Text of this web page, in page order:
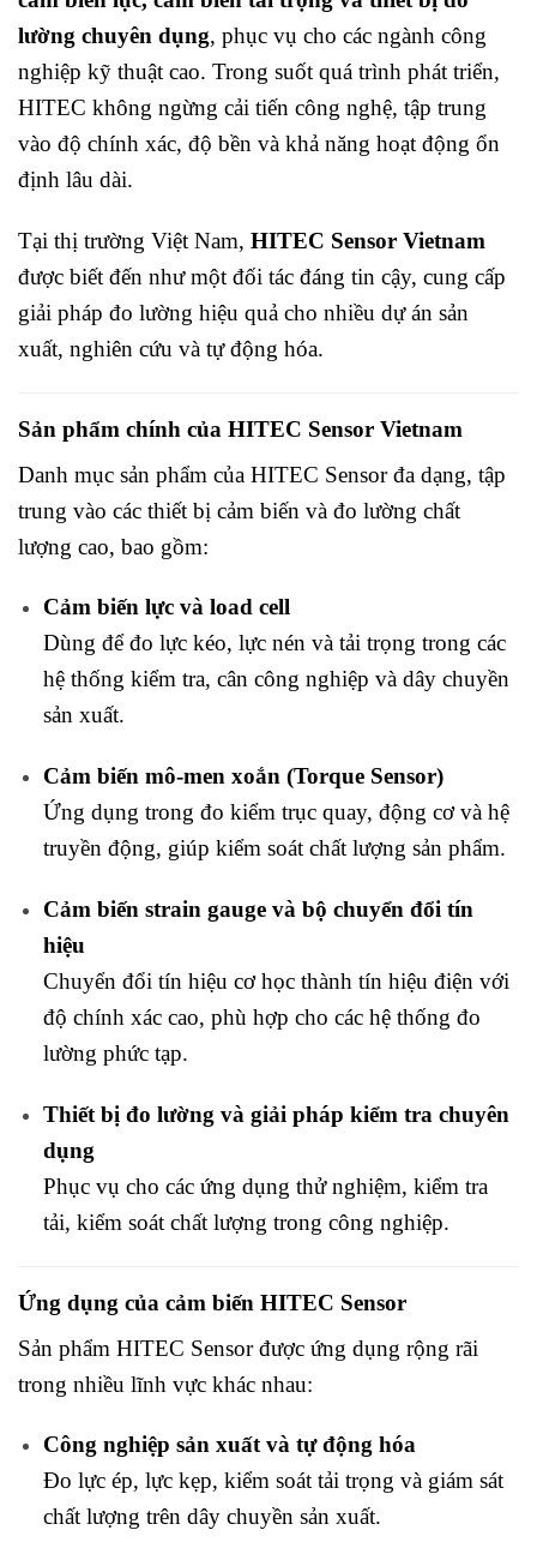
lường chuyên dụng, phục vụ cho các ngành công
nghiệp kỹ thuật cao. Trong suốt quá trình phát triển,
HITEC không ngừng cải tiến công nghệ, tập trung
vào độ chính xác, độ bền và khả năng hoạt động ổn
định lâu dài.
Tại thị trường Việt Nam, HITEC Sensor Vietnam
được biết đến như một đối tác đáng tin cậy, cung cấp
giải pháp đo lường hiệu quả cho nhiều dự án sản
xuất, nghiên cứu và tự động hóa.
Sản phẩm chính của HITEC Sensor Vietnam
Danh mục sản phẩm của HITEC Sensor đa dạng, tập
trung vào các thiết bị cảm biến và đo lường chất
lượng cao, bao gồm:
Cảm biến lực và load cell
Dùng để đo lực kéo, lực nén và tải trọng trong các
hệ thống kiểm tra, cân công nghiệp và dây chuyền
sản xuất.
Cảm biến mô-men xoắn (Torque Sensor)
Ứng dụng trong đo kiểm trục quay, động cơ và hệ
truyền động, giúp kiểm soát chất lượng sản phẩm.
Cảm biến strain gauge và bộ chuyển đổi tín
hiệu
Chuyển đổi tín hiệu cơ học thành tín hiệu điện với
độ chính xác cao, phù hợp cho các hệ thống đo
lường phức tạp.
Thiết bị đo lường và giải pháp kiểm tra chuyên
dụng
Phục vụ cho các ứng dụng thử nghiệm, kiểm tra
tải, kiểm soát chất lượng trong công nghiệp.
Ứng dụng của cảm biến HITEC Sensor
Sản phẩm HITEC Sensor được ứng dụng rộng rãi
trong nhiều lĩnh vực khác nhau:
Công nghiệp sản xuất và tự động hóa
Đo lực ép, lực kẹp, kiểm soát tải trọng và giám sát
chất lượng trên dây chuyền sản xuất.